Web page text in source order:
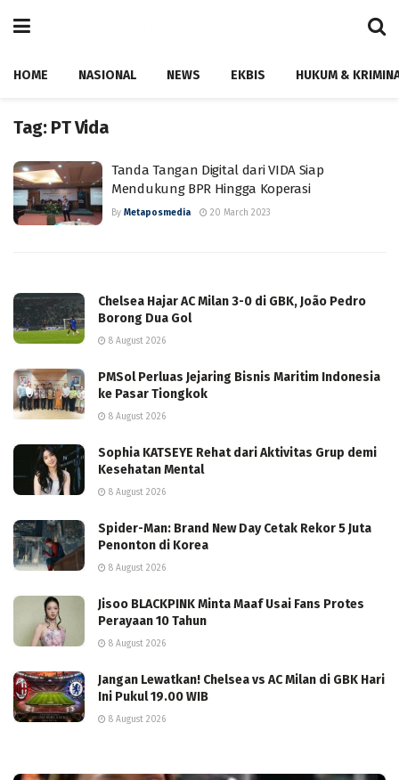
HOME NASIONAL NEWS EKBIS HUKUM &
Tag: PT Vida
Tanda Tangan Digital dari VIDA Siap
Mendukung BPR Hingga Koperasi
By Metaposmedia 20 March 2023
Chelsea Hajar AC Milan 3-0 di GBK, João Pedro
Borong Dua Gol
8 August 2026
PMSol Perluas Jejaring Bisnis Maritim Indonesia
ke Pasar Tiongkok
8 August 2026
Sophia KATSEYE Rehat dari Aktivitas Grup demi
Kesehatan Mental
8 August 2026
Spider-Man: Brand New Day Cetak Rekor 5 Juta
Penonton di Korea
8 August 2026
Jisoo BLACKPINK Minta Maaf Usai Fans Protes
Perayaan 10 Tahun
8 August 2026
Jangan Lewatkan! Chelsea vs AC Milan di GBK Hari
Ini Pukul 19.00 WIB
8 August 2026